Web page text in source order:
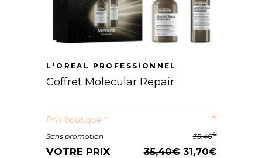
L'OREAL PROFESSIONNEL
Coffret Molecular Repair
Prix boutique * €
Sans promotion 35.40€
VOTRE PRIX 35,40€ Le
31,70€Le